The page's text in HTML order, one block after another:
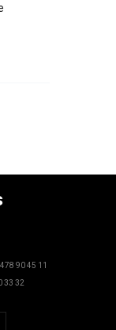
478 90 45 11
33 32